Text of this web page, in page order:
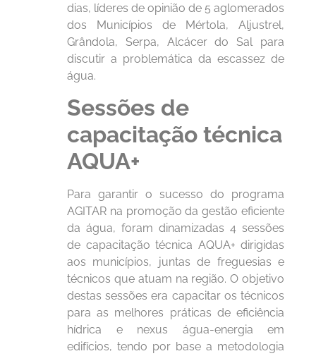
dias, líderes de opinião de 5 aglomerados
dos Municípios de Mértola, Aljustrel,
Grândola, Serpa, Alcácer do Sal para
discutir a problemática da escassez de
água.
Sessões de
capacitação técnica
AQUA+
Para garantir o sucesso do programa
AGITAR na promoção da gestão eficiente
da água, foram dinamizadas 4 sessões
de capacitação técnica AQUA+ dirigidas
aos municípios, juntas de freguesias e
técnicos que atuam na região. O objetivo
destas sessões era capacitar os técnicos
para as melhores práticas de eficiência
hídrica e nexus água-energia em
edifícios, tendo por base a metodologia